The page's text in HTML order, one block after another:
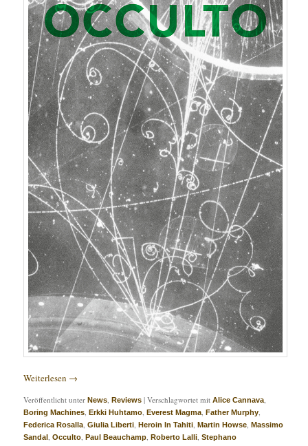
Weiterlesen →
Veröffentlicht unter News,Reviews |Verschlagwortet mit Alice Cannava,
Boring Machines,Erkki Huhtamo,Everest Magma,Father Murphy,
Federica Rosalla,Giulia Liberti,Heroin In Tahiti,Martin Howse,Massimo
Sandal,Occulto,Paul Beauchamp,Roberto Lalli,Stephano